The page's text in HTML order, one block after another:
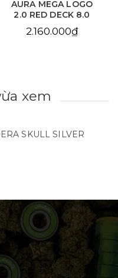
AURA CHAIN EYE
LOVE SKY BLUE DECK
8.125
xem
SKULL SILVER